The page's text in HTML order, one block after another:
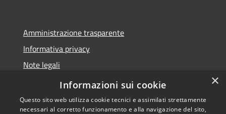
Amministrazione trasparente
Informativa privacy
Note legali
Dichiarazione di accessibilità
×
Informazioni sui cookie
Questo sito web utilizza cookie tecnici e assimilati strettamente
necessari al corretto funzionamento e alla navigazione del sito,